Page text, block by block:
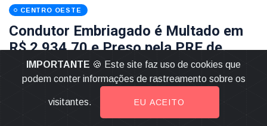
CENTRO OESTE
Condutor Embriagado é Multado em
R$ 2.934,70 e Preso pela PRE de
Formiga em Furnastur
13 Fevereiro 2021
IMPORTANTE 🍪 Este site faz uso de cookies que
podem conter informações de rastreamento sobre os
visitantes. EU ACEITO